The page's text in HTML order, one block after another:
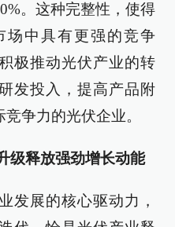
。这种完整性，使得
场中具有更强的竞争
极推动光伏产业的转
发投入，提高产品附
争力的光伏企业。
级释放强劲增长动能
发展的核心驱动力，